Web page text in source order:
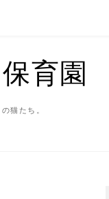
育園
猫たち。